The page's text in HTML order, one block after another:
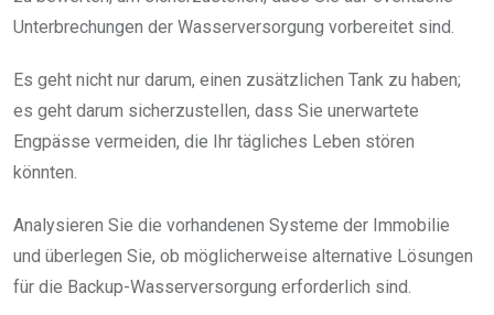
Unterbrechungen der Wasserversorgung vorbereitet sind.
Es geht nicht nur darum, einen zusätzlichen Tank zu haben;
es geht darum sicherzustellen, dass Sie unerwartete
Engpässe vermeiden, die Ihr tägliches Leben stören
könnten.
Analysieren Sie die vorhandenen Systeme der Immobilie
und überlegen Sie, ob möglicherweise alternative Lösungen
für die Backup-Wasserversorgung erforderlich sind.